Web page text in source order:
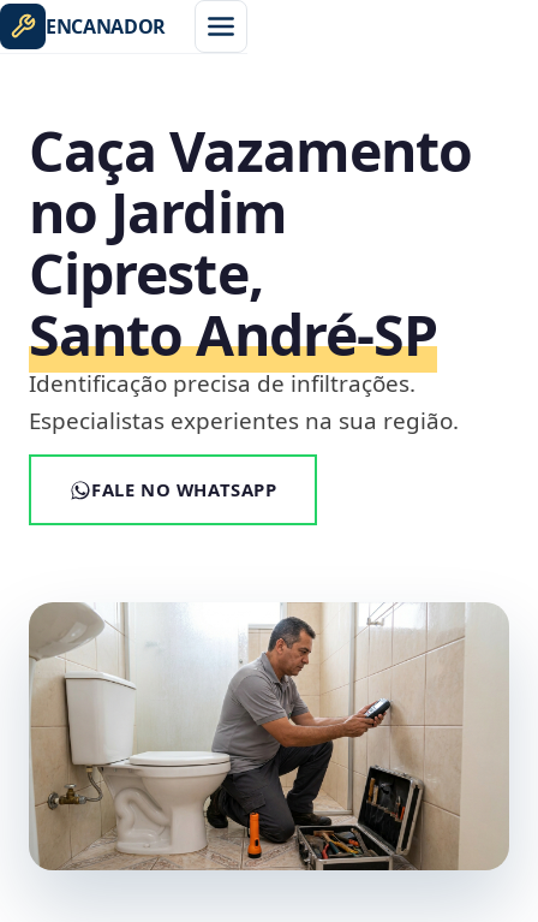
ENCANADOR
Caça Vazamento
no Jardim
Cipreste,
Santo André‑SP
Identificação precisa de infiltrações.
Especialistas experientes na sua região.
FALE NO WHATSAPP